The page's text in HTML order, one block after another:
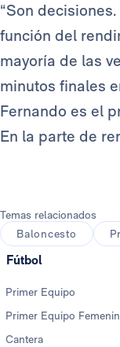
“Son
función del
mayoría de las
minutos finales
Fernando es el
En la parte de
Temas relacionados
Baloncesto
Fútbol
Primer Equipo
Primer Equipo
Cantera